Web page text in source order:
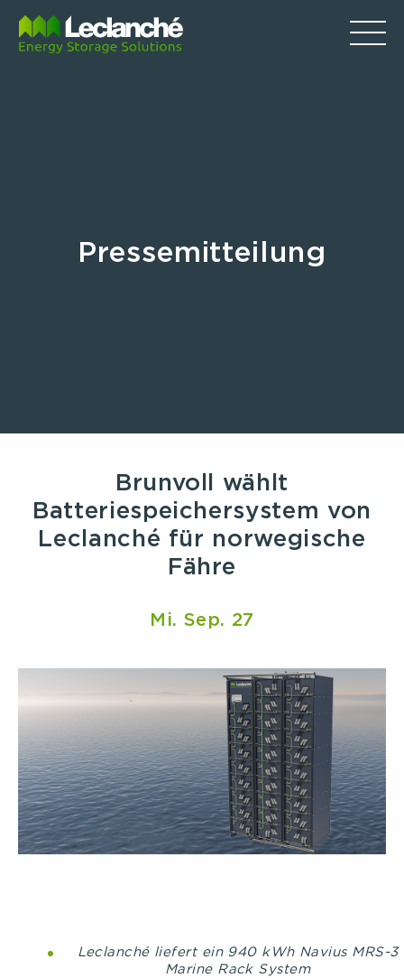
Pressemitteilung
Brunvoll wählt
Batteriespeichersystem von
Leclanché für norwegische
Fähre
Mi. Sep. 27
Leclanché liefert ein 940 kWh Navius MRS-3
Marine Rack System